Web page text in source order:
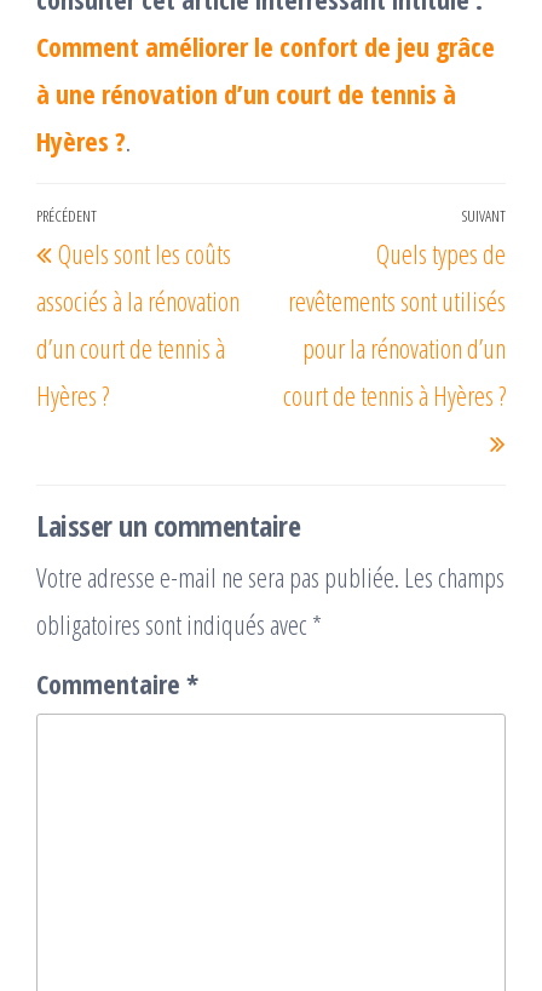
Comment améliorer le confort de jeu grâce
à une rénovation d’un court de tennis à
Hyères ?.
Navigation
de
l’article
Article
précédent
PRÉCÉDENT
Quels sont les coûts
associés à la rénovation
d’un court de tennis à
Hyères ?
SUIVANT
Quels types de
revêtements sont utilisés
pour la rénovation d’un
court de tennis à Hyères ?
Laisser un commentaire
Votre adresse e-mail ne sera pas publiée. Les champs
obligatoires sont indiqués avec *
Commentaire *